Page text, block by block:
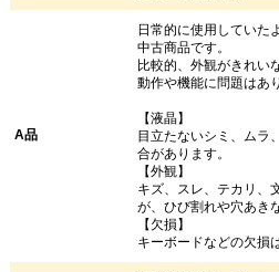
A品
日常的に使用していた
中古商品です。
比較的、外観がきれい
動作や機能に問題はあ
【液晶】
目立たないシミ、ムラ
合があります。
【外観】
キズ、スレ、テカリ、
が、ひび割れや穴あき
【欠損】
キーボードなどの欠損